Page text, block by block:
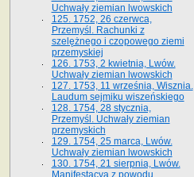
Uchwały ziemian lwowskich
125. 1752, 26 czerwca,
Przemyśl. Rachunki z
szelężnego i czopowego ziemi
przemyskiej
126. 1753, 2 kwietnia, Lwów.
Uchwały ziemian lwowskich
127. 1753, 11 września, Wisznia.
Laudum sejmiku wiszeńskiego
128. 1754, 28 stycznia,
Przemyśl. Uchwały ziemian
przemyskich
129. 1754, 25 marca, Lwów.
Uchwały ziemian lwowskich
130. 1754, 21 sierpnia, Lwów.
Manifestacya z powodu